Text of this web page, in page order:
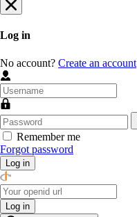
Log in
No account? Create an account
Remember me
Forgot password
Log in
Log in